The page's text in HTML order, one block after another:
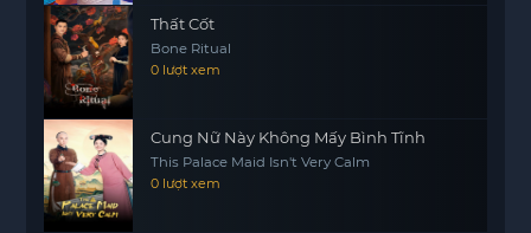
Thất Cốt
Bone Ritual
0 lượt xem
Cung Nữ Này Không Mấy Bình Tĩnh
This Palace Maid Isn't Very Calm
0 lượt xem